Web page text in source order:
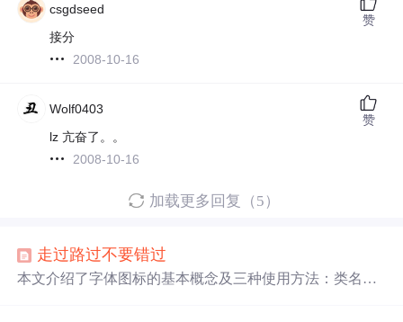
csgdseed
接分
2008-10-16
赞
Wolf0403
lz 亢奋了。。
2008-10-16
赞
加载更多回复（5）
走过路过不要错过
本文介绍了字体图标的基本概念及三种使用方法：类名使